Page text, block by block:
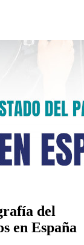
del
en España